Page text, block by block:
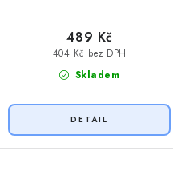
Skladem
404 Kč bez DPH
489 Kč